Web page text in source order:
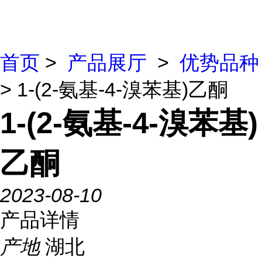
首页 > 产品展厅 > 优势品种
> 1-(2-氨基-4-溴苯基)乙酮
1-(2-氨基-4-溴苯基)
乙酮
2023-08-10
产品详情
产地 湖北